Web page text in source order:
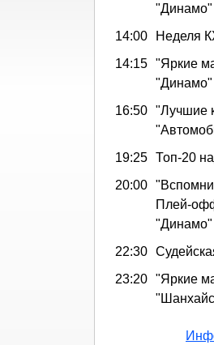
"Динамо"
14:00
Неделя
14:15 "Яркие
"Динамо"
16:50 "Лучшие
19:25 Топ-20
20:00
Плей-
"Динамо"
22:30
23:20 "Яркие